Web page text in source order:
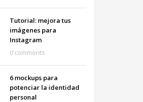
Tutorial: mejora tus
imágenes para
Instagram
0 comments
6 mockups para
potenciar la identidad
personal